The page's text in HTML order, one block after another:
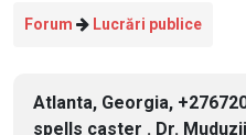
Forum Lucrări publice
Atlanta, Georgia,
spells caster . Dr.